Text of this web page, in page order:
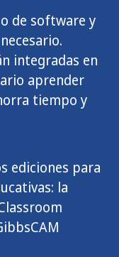
de software y
integradas en
aprender
tiempo y
ediciones para
la